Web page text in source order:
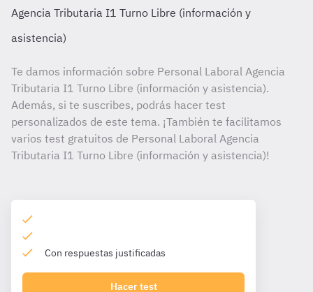
Agencia Tributaria I1 Turno Libre (información y
asistencia)
Te damos información sobre Personal Laboral Agencia
Tributaria I1 Turno Libre (información y asistencia).
Además, si te suscribes, podrás hacer test
personalizados de este tema. ¡También te facilitamos
varios test gratuitos de Personal Laboral Agencia
Tributaria I1 Turno Libre (información y asistencia)!
Con respuestas justificadas
Hacer test